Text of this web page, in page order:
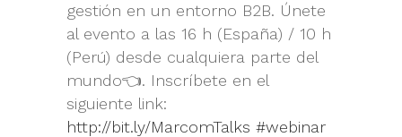
gestión en un entorno B2B. Únete
al evento a las 16 h (España) / 10 h
(Perú) desde cualquiera parte del
mundo👈. Inscríbete en el
siguiente link:
http://bit.ly/MarcomTalks #webinar